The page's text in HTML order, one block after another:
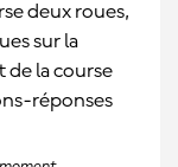
deux roues,
sur la
la course
réponses